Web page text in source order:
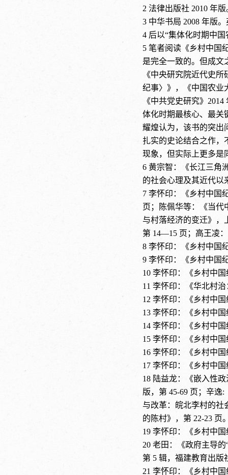
2 法律出版社 2010 年
3 中华书局 2008 年版
4 后以“集体化时期中国
5 笔者阅读《乡村中国
是完全一致的。但成文
《中央研究院近代史
纪事〉》，《中国农业
《中共党史研究》
体化时期最核心、最关
耀煌认为，该书的突出
扎实的史论结合之作，
现象，但实际上更多是
6 黄宗智：《长江三角
的社会心理及其近代以
7 李怀印：《乡村中国
页；陈佩华等：《当代
与村落经济的变迁》，
第 14—15 页；高王凌
8 李怀印：《乡村中国
9 李怀印：《乡村中国
10 李怀印：《乡村中
11 李怀印：《华北村
12 李怀印：《乡村中
13 李怀印：《乡村中
14 李怀印：《乡村中
15 李怀印：《乡村中
16 李怀印：《乡村中
17 李怀印：《乡村中
18 陆益龙：《嵌入性
版，第 45-69 页；辛逸
与改革：皖北李村的社
的陈村》，第 22-23 页
19 李怀印：《乡村中
20 老田：《政府主导的
第 5 辑，福建教育出版
21 李怀印：《乡村中